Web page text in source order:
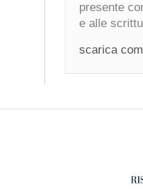
presente
e alle
scarica